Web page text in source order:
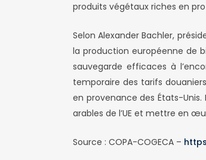
produits végétaux riches en
Selon Alexander Bachler,
la production européenne de
sauvegarde efficaces à
temporaire des tarifs
en provenance des États-
arables de l’UE et mettre en
Source : COPA-COGECA –